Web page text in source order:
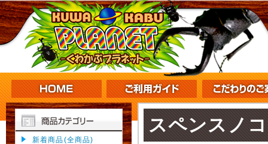
新着商品(全商品)
スペンスノ